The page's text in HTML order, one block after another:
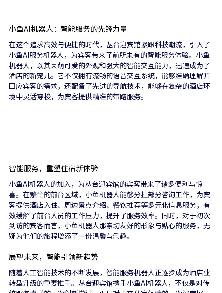
小鱼AI机器人：智能服务的先锋力量
在这个追求高效与便捷的时代，丛台迎宾馆紧跟科技潮流，引入了
小鱼AI服务机器人，为宾客带来了前所未有的智能服务体验。小鱼
机器人，以其呆萌可爱的外观和强大的智能交互能力，迅速成为了
酒店的新宠儿。它不仅拥有流畅的语音交互系统，能够准确理解并
回应宾客的需求，还配备了先进的导航技术，能够在复杂的酒店环
境中灵活穿梭，为宾客提供精准的带路服务。
智能服务，重塑住宿新体验
小鱼AI机器人的加入，为丛台迎宾馆的宾客带来了诸多便利与惊
喜。在繁忙的前台区域，小鱼机器人能够分担部分咨询工作，为宾
客提供酒店入住、周边景点介绍、餐饮推荐等多元化信息服务，有
效缓解了前台人员的工作压力，提升了服务效率。同时，对于初次
到访的宾客而言，小鱼机器人那亲切友好的形象与贴心的服务，无
疑为他们的旅程增添了一份温馨与乐趣。
展望未来，智能引领新趋势
随着人工智能技术的不断发展，智能服务机器人正逐步成为酒店业
转型升级的重要推手。丛台迎宾馆携手小鱼AI机器人，不仅是对传